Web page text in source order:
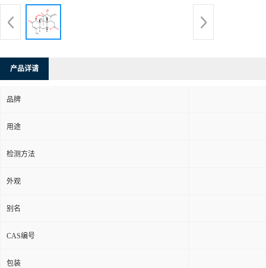
产品详请
品牌
用途
检测方法
外观
别名
CAS编号
包装